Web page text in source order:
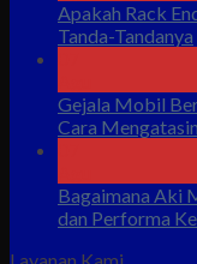
Apakah Rack
Tanda-Tandanya
Gejala Mobil
Cara
Bagaimana Aki
dan Performa